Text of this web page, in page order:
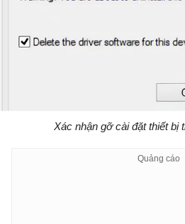
Xác nhận gỡ cài đặt thiết bị